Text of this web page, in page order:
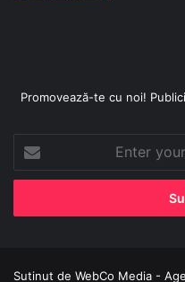
Promovează-te cu noi!
your
Email
Sutinut de WebCo Media -